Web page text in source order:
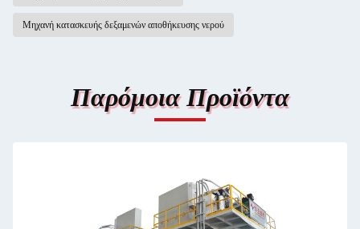
Μηχανή κατασκευής δεξαμενών αποθήκευσης νερού
Παρόμοια Προϊόντα